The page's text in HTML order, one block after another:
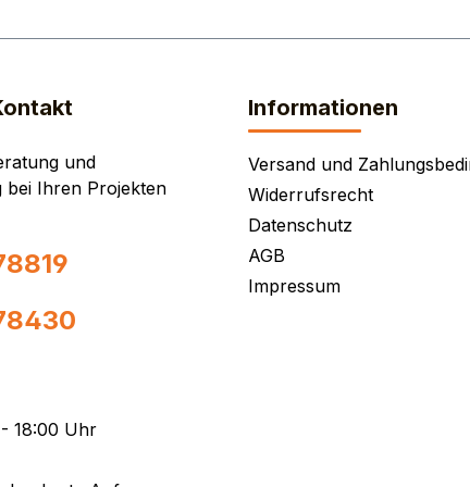
und
bei Ihren Projekten
18:00 Uhr
Informationen
Versand und
Widerrufsrecht
Datenschutz
AGB
Impressum